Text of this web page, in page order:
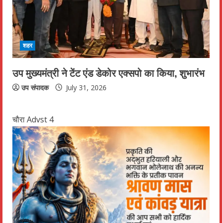
शहर
उप मुख्यमंत्री ने टेंट एंड डेकोर एक्सपो का किया, शुभारंभ
उप संपादक July 31, 2026
चौरा Advst 4